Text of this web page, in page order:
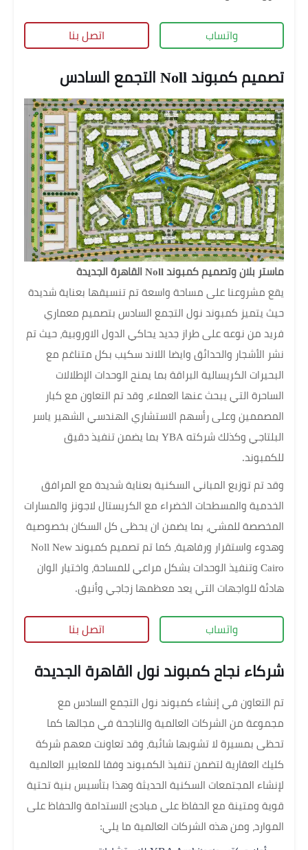
واتساب اتصل بنا
تصميم كمبوند Noll التجمع السادس
ماستر بلان وتصميم كمبوند Noll القاهرة الجديدة
يقع مشروعنا على مساحة واسعة تم تنسيقها بعناية شديدة
حيث يتميز كمبوند نول التجمع السادس بتصميم معماري
فريد من نوعه على طراز جديد يحاكي الدول الاوروبية، حيث تم
نشر الأشجار والحدائق وايضا اللاند سكيب بكل متناغم مع
البحيرات الكريسالية البراقة بما يمنح الوحدات الإطلالات
الساحرة التي يبحث عنها العملاء، وقد تم التعاون مع كبار
المصممين وعلى رأسهم الاستشاري الهندسي الشهير ياسر
البلتاجي وكذلك شركته YBA بما يضمن تنفيذ دقيق
للكمبوند.
وقد تم توزيع المباني السكنية بعناية شديدة مع المرافق
الخدمية والمسطحات الخضراء مع الكريستال لاجونز والمسارات
المخصصة للمشي، بما يضمن ان يحظى كل السكان بخصوصية
وهدوء واستقرار ورفاهية، كما تم تصميم كمبوند Noll New
Cairo وتنفيذ الوحدات بشكل مراعي للمساحة، واختيار الوان
هادئة للواجهات التي يعد معظمها زجاجي وأنيق.
واتساب اتصل بنا
شركاء نجاح كمبوند نول القاهرة الجديدة
تم التعاون في إنشاء كمبوند نول التجمع السادس مع
مجموعة من الشركات العالمية والناجحة في مجالها كما
تحظى بمسيرة لا تشوبها شائبة، وقد تعاونت معهم شركة
كليك العقارية لتضمن تنفيذ الكمبوند وفقا للمعايير العالمية
لإنشاء المجتمعات السكنية الحديثة وهذا بتأسيس بنية تحتية
قوية ومتينة مع الحفاظ على مبادئ الاستدامة والحفاظ على
الموارد، ومن هذه الشركات العالمية ما يلي: